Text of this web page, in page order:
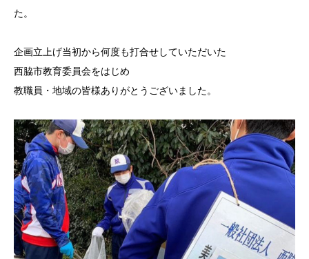
た。
企画立上げ当初から何度も打合せしていただいた
西脇市教育委員会をはじめ
教職員・地域の皆様ありがとうございました。